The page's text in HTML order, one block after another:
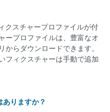
クスチャープロファイルが付
ープロファイルは、豊富なオ
からダウンロードできます。
フィクスチャーは手動で追加
りますか？